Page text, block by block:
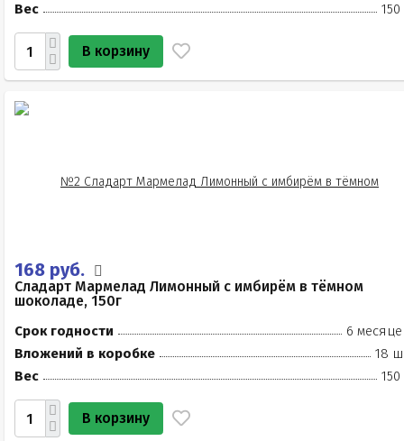
Вес
150
В корзину
168 руб.
Сладарт Мармелад Лимонный с имбирём в тёмном
шоколаде, 150г
Срок годности
6
Вложений в коробке
18
Вес
150
В корзину